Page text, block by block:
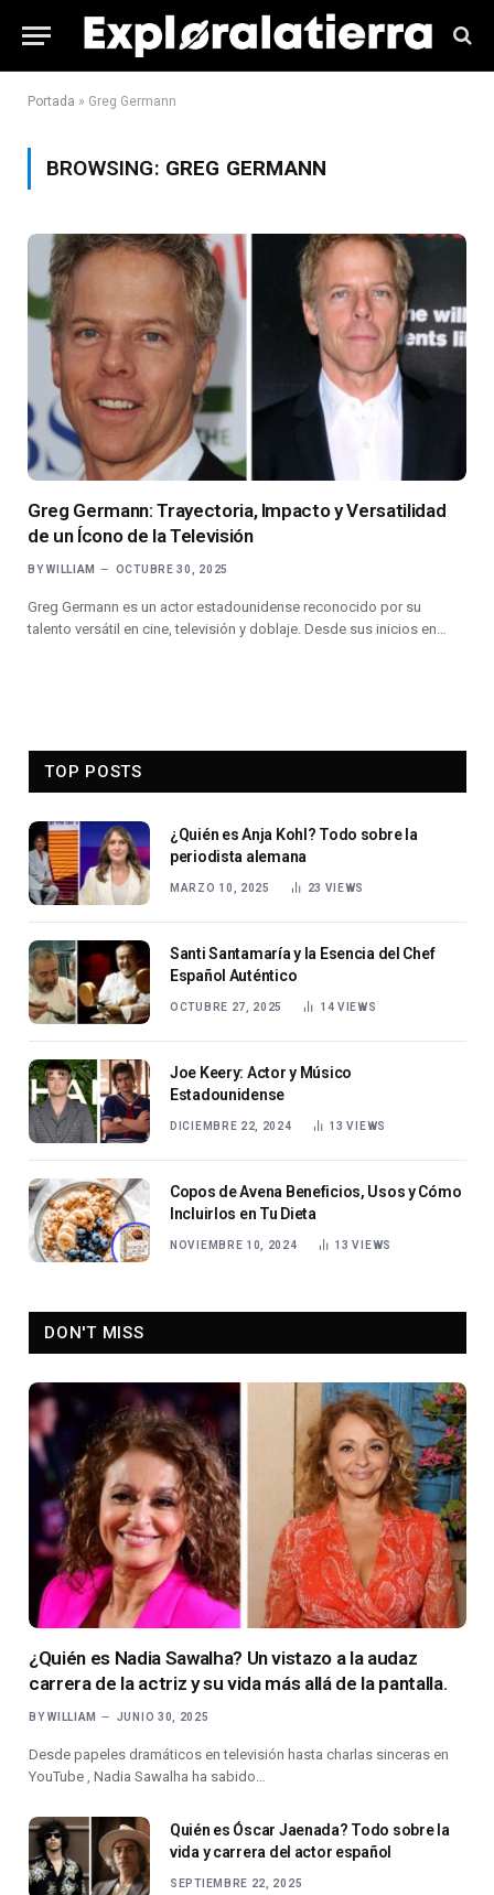
Portada » Greg Germann
BROWSING: GREG GERMANN
Greg Germann: Trayectoria, Impacto y Versatilidad
de un Ícono de la Televisión
BY WILLIAM OCTUBRE 30, 2025
Greg Germann es un actor estadounidense reconocido por su
talento versátil en cine, televisión y doblaje. Desde sus inicios en…
TOP POSTS
¿Quién es Anja Kohl? Todo sobre la
periodista alemana
MARZO 10, 2025 23 VIEWS
Santi Santamaría y la Esencia del Chef
Español Auténtico
OCTUBRE 27, 2025 14VIEWS
Joe Keery: Actor y Músico
Estadounidense
DICIEMBRE 22, 2024 13VIEWS
Copos de Avena Beneficios, Usos y Cómo
Incluirlos en Tu Dieta
NOVIEMBRE 10, 2024 13VIEWS
DON'T MISS
¿Quién es Nadia Sawalha? Un vistazo a la audaz
carrera de la actriz y su vida más allá de la pantalla.
BY WILLIAM JUNIO 30, 2025
Desde papeles dramáticos en televisión hasta charlas sinceras en
YouTube , Nadia Sawalha ha sabido…
Quién es Óscar Jaenada? Todo sobre la
vida y carrera del actor español
SEPTIEMBRE 22, 2025